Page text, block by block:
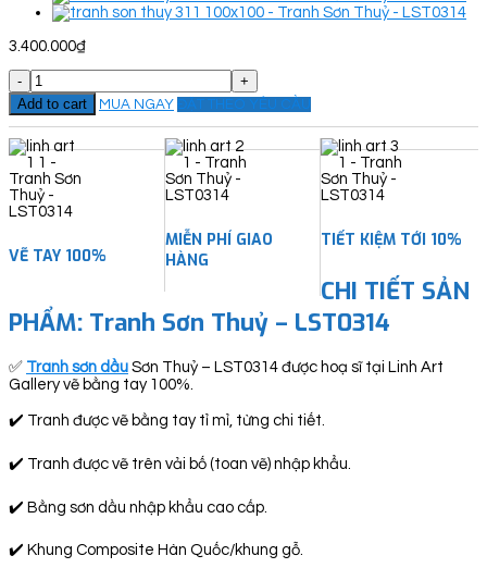
3.400.000₫
Tranh
Sơn
Thuỷ
-
LST0314
quantity
Add to cart MUA NGAY ĐẶT THEO YÊU CẦU
VẼ TAY 100%
MIỄN PHÍ GIAO
HÀNG
TIẾT KIỆM TỚI 10%
CHI TIẾT SẢN
PHẨM: Tranh Sơn Thuỷ – LST0314
✅ Tranh sơn dầu Sơn Thuỷ – LST0314 được hoạ sĩ tại Linh Art
Gallery vẽ bằng tay 100%.
✔️ Tranh được vẽ bằng tay tỉ mỉ, từng chi tiết.
✔️ Tranh được vẽ trên vải bố (toan vẽ) nhập khẩu.
✔️ Bằng sơn dầu nhập khẩu cao cấp.
✔️ Khung Composite Hàn Quốc/khung gỗ.